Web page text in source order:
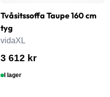
Tvåsitssoffa Taupe 160 cm
tyg
vidaXL
3 612 kr
I lager